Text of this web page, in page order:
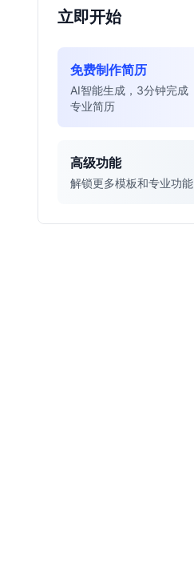
立即开始
免费制作简历
AI智能生成，3分钟完成
专业简历
高级功能
解锁更多模板和专业功能